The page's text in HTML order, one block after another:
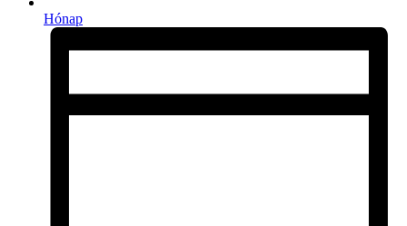
Hónap